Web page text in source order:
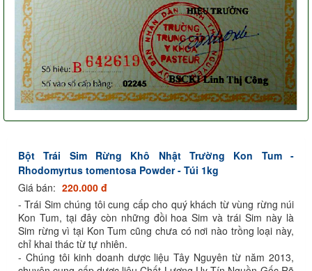
Bột Trái Sim Rừng Khô Nhật Trường Kon Tum -
Rhodomyrtus tomentosa Powder - Túi 1kg
Giá bán: 220.000 đ
- Trái Sim chúng tôi cung cấp cho quý khách từ vùng rừng núi
Kon Tum, tại đây còn những đồi hoa Sim và trái Sim này là
Sim rừng vì tại Kon Tum cũng chưa có nơi nào trồng loại này,
chỉ khai thác từ tự nhiên.
- Chúng tôi kinh doanh dược liệu Tây Nguyên từ năm 2013,